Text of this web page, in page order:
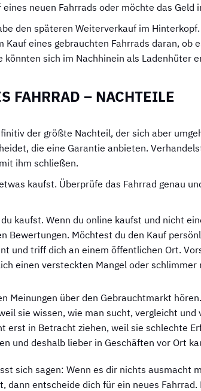
neuen Fahrrads oder möchte das Geld
den späteren Weiterverkauf im
Kauf eines gebrauchten Fahrrads daran,
könnten sich im Nachhinein als Ladenhüter
FAHRRAD – NACHTEILE
der größte Nachteil, der sich aber
die eine Garantie anbieten.
ihm schließen.
kaufst. Überprüfe das Fahrrad genau
kaufst. Wenn du online kaufst und nicht
Bewertungen. Möchtest du den Kauf
und triff dich an einem öffentlichen Ort.
einen versteckten Mangel oder
Meinungen über den Gebrauchtmarkt
sie wissen, wie man sucht, vergleicht
erst in Betracht ziehen, weil sie schlechte
und deshalb lieber in Geschäften vor Ort
sich sagen: Wenn es dir nichts ausmacht
dann entscheide dich für ein neues